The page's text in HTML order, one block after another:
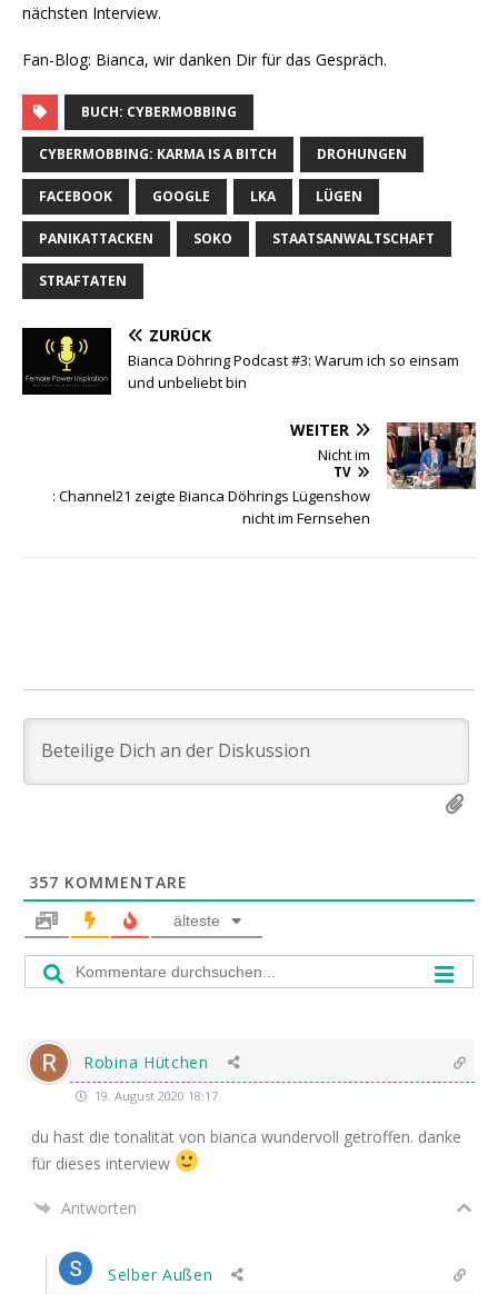
nächs­ten Interview.
Fan-Blog: Bian­ca, wir dan­ken Dir für das Gespräch.
BUCH: CYBERMOBBING
CYBERMOBBING: KARMA IS A BITCH DROHUNGEN
FACEBOOK GOOGLE LKA LÜGEN
PANIKATTACKEN SOKO STAATSANWALTSCHAFT
STRAFTATEN
ZURÜCK
Bianca Döhring Podcast #3: Warum ich so einsam
und unbeliebt bin
WEITER
Nicht im
TV
: Channel21 zeigte Bianca Döhrings Lügenshow
nicht im Fernsehen
357 KOMMENTARE
älteste
Robina Hütchen
19. August 2020 18:17
du hast die tona­li­tät von bian­ca wun­der­voll getrof­fen. dan­ke
für die­ses interview
Antworten
Selber Außen